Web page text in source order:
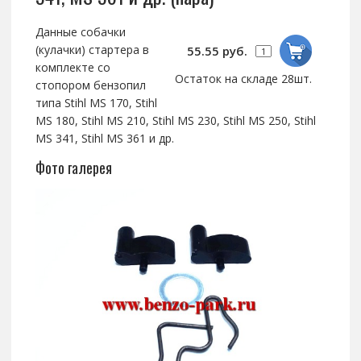
55.55 руб.
Остаток на складе 28шт.
Данные собачки
(кулачки) стартера в
комплекте со
стопором бензопил
типа Stihl MS 170, Stihl
MS 180, Stihl MS 210, Stihl MS 230, Stihl MS 250, Stihl
MS 341, Stihl MS 361 и др.
Фото галерея